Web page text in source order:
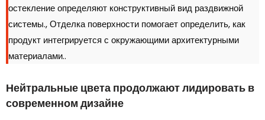
остекление определяют конструктивный вид раздвижной
системы., Отделка поверхности помогает определить, как
продукт интегрируется с окружающими архитектурными
материалами..
Нейтральные цвета продолжают лидировать в
современном дизайне